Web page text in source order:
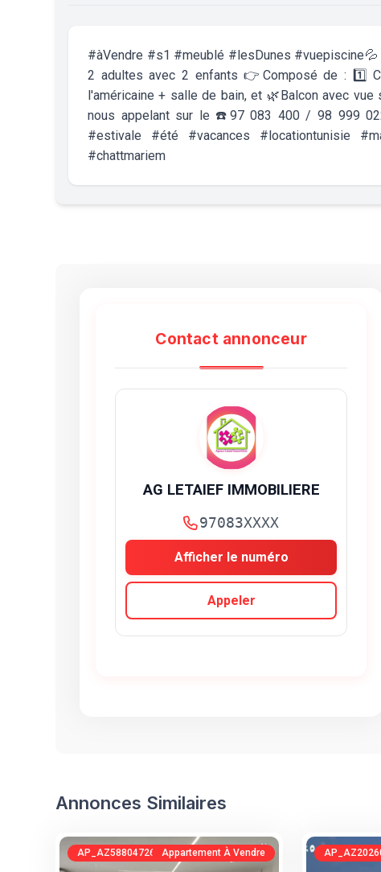
#àVendre #s1 #meublé #lesDunes
2 adultes avec 2 enfants 👉Composé de : 1️⃣
l'américaine + salle de bain, et 🌿Balcon avec
nous appelant sur le ☎️97 083 400 / 98 999
#estivale #été #vacances #locationtunisie
#chattmariem
Contact annonceur
AG LETAIEF IMMOBILIERE
97083XXXX
Afficher le numéro
Appeler
Annonces Similaires
AP_AZ588047264 Appartement À Vendre